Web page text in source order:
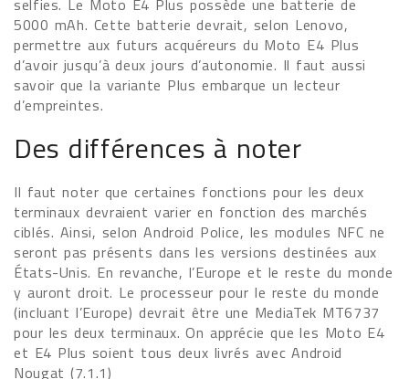
selfies. Le Moto E4 Plus possède une batterie de
5000 mAh. Cette batterie devrait, selon Lenovo,
permettre aux futurs acquéreurs du Moto E4 Plus
d’avoir jusqu’à deux jours d’autonomie. Il faut aussi
savoir que la variante Plus embarque un lecteur
d’empreintes.
Des différences à noter
Il faut noter que certaines fonctions pour les deux
terminaux devraient varier en fonction des marchés
ciblés. Ainsi, selon Android Police, les modules NFC ne
seront pas présents dans les versions destinées aux
États-Unis. En revanche, l’Europe et le reste du monde
y auront droit. Le processeur pour le reste du monde
(incluant l’Europe) devrait être une MediaTek MT6737
pour les deux terminaux. On apprécie que les Moto E4
et E4 Plus soient tous deux livrés avec Android
Nougat (7.1.1)